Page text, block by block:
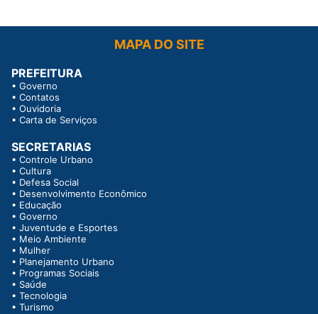
MAPA DO SITE
PREFEITURA
• Governo
• Contatos
• Ouvidoria
• Carta de Serviços
SECRETARIAS
• Controle Urbano
• Cultura
• Defesa Social
• Desenvolvimento Econômico
• Educação
• Governo
• Juventude e Esportes
• Meio Ambiente
• Mulher
• Planejamento Urbano
• Programas Sociais
• Saúde
• Tecnologia
• Turismo